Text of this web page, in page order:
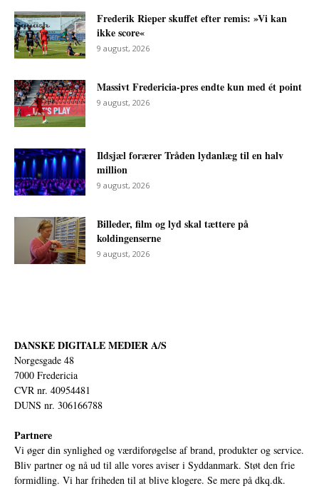
Frederik Rieper skuffet efter remis: »Vi kan
ikke score«
9 august, 2026
Massivt Fredericia-pres endte kun med ét point
9 august, 2026
Ildsjæl forærer Tråden lydanlæg til en halv
million
9 august, 2026
Billeder, film og lyd skal tættere på
koldingenserne
9 august, 2026
DANSKE DIGITALE MEDIER A/S
Norgesgade 48
7000 Fredericia
CVR nr. 40954481
DUNS nr. 306166788
Partnere
Vi øger din synlighed og værdiforøgelse af brand, produkter og service.
Bliv partner og nå ud til alle vores aviser i Syddanmark. Støt den frie
formidling. Vi har friheden til at blive klogere. Se mere på dkq.dk.